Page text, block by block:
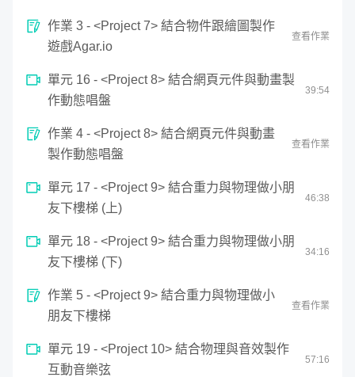
有了上一階段的 JS 與動畫基礎，我們會製作各種物理模擬
子效果、未來 UI 特效、重力與行星模擬⋯⋯逐步將學到的
作業 3 - <Project 7> 結合物件跟繪圖製作
遊戲Agar.io
查看作業
單元 16 - <Project 8> 結合網頁元件與動畫製
作動態唱盤
39:54
作業 4 - <Project 8> 結合網頁元件與動畫
製作動態唱盤
查看作業
單元 17 - <Project 9> 結合重力與物理做小朋
友下樓梯 (上)
46:38
單元 18 - <Project 9> 結合重力與物理做小朋
友下樓梯 (下)
34:16
作業 5 - <Project 9> 結合重力與物理做小
朋友下樓梯
查看作業
單元 19 - <Project 10> 結合物理與音效製作
互動音樂弦
57:16